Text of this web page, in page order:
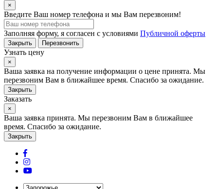
×
Введите Ваш номер телефона и мы Вам перезвоним!
Заполняя форму, я согласен с условиями Публичной оферты
Закрыть Перезвонить
Узнать цену
×
Ваша заявка на получение информации о цене принята. Мы
перезвоним Вам в ближайшее время. Спасибо за ожидание.
Закрыть
Заказать
×
Ваша заявка принята. Мы перезвоним Вам в ближайшее
время. Спасибо за ожидание.
Закрыть